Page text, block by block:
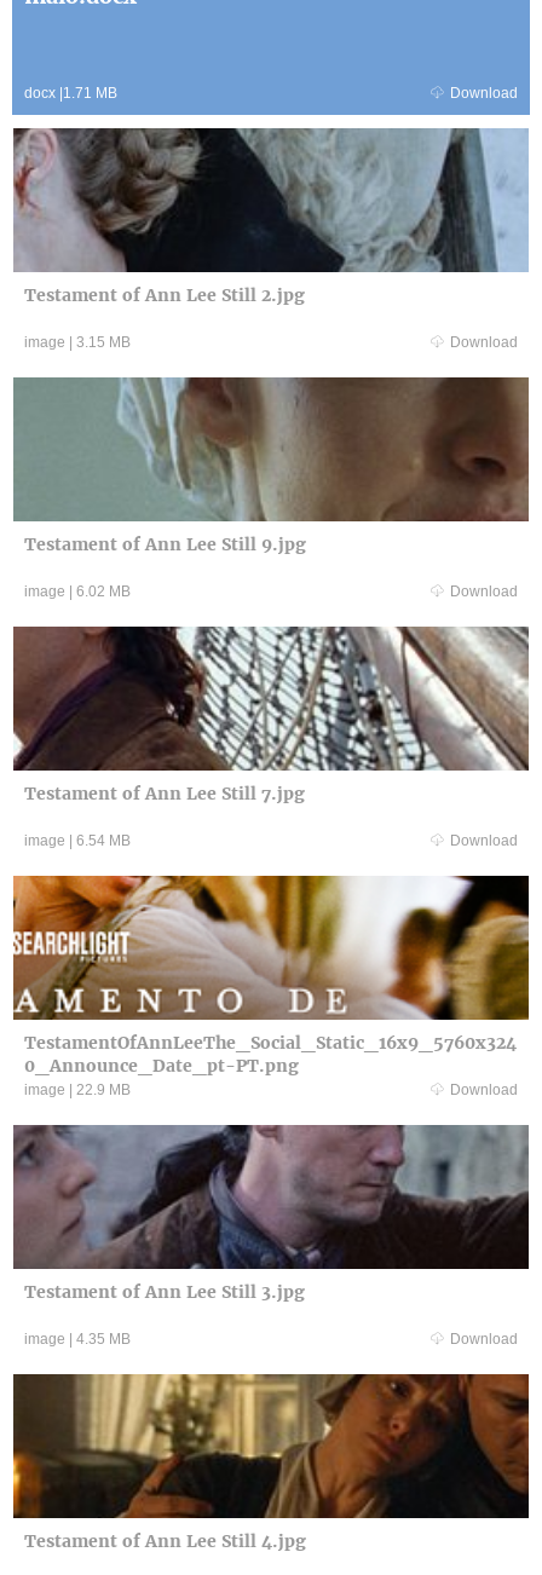
docx |1.71 MB Download
Testament of Ann Lee Still 2.jpg
image | 3.15 MB Download
Testament of Ann Lee Still 9.jpg
image | 6.02 MB Download
Testament of Ann Lee Still 7.jpg
image | 6.54 MB Download
TestamentOfAnnLeeThe_Social_Static_16x9_5760x324
0_Announce_Date_pt-PT.png
image | 22.9 MB Download
Testament of Ann Lee Still 3.jpg
image | 4.35 MB Download
Testament of Ann Lee Still 4.jpg